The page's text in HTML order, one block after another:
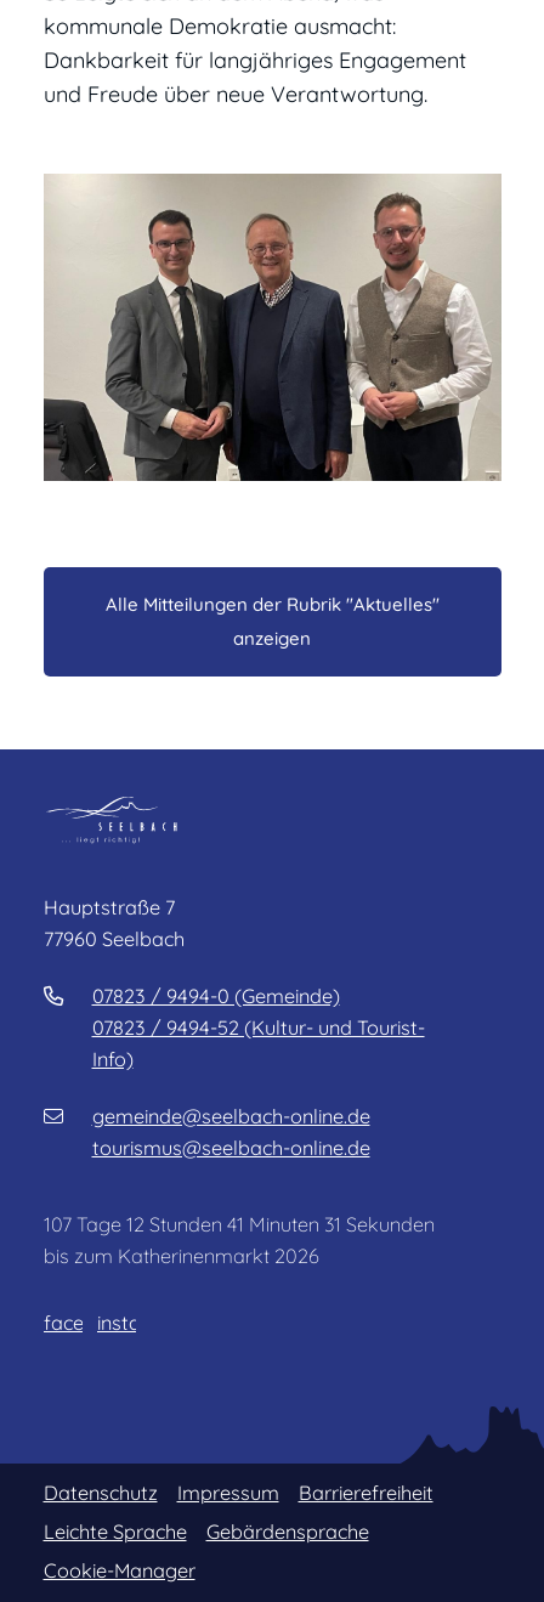
kommunale Demokratie ausmacht:
Dankbarkeit für langjähriges Engagement
und Freude über neue Verantwortung.
Alle Mitteilungen der Rubrik "Aktuelles"
anzeigen
Hauptstraße 7
77960 Seelbach
07823 / 9494-0 (Gemeinde)
07823 / 9494-52 (Kultur- und Tourist-
Info)
gemeinde@seelbach-online.de
tourismus@seelbach-online.de
107 Tage 12 Stunden 41 Minuten 31 Sekunden
bis zum Katherinenmarkt 2026
facebookinstagram
Datenschutz Impressum
Barrierefreiheit
Leichte Sprache
Gebärdensprache
Cookie-Manager